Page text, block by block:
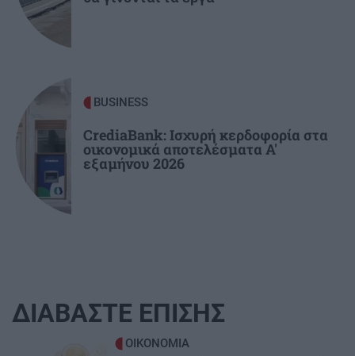
BUSINESS
CrediaBank: Ισχυρή κερδοφορία στα
οικονομικά αποτελέσματα Α'
εξαμήνου 2026
ΔΙΑΒΑΣΤΕ ΕΠΙΣΗΣ
ΟΙΚΟΝΟΜΙΑ